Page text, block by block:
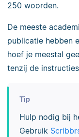
250 woorden.
De meeste
publicatie hebben
hoef je meestal
tenzij de
Tip
Hulp nodig bij
Gebruik